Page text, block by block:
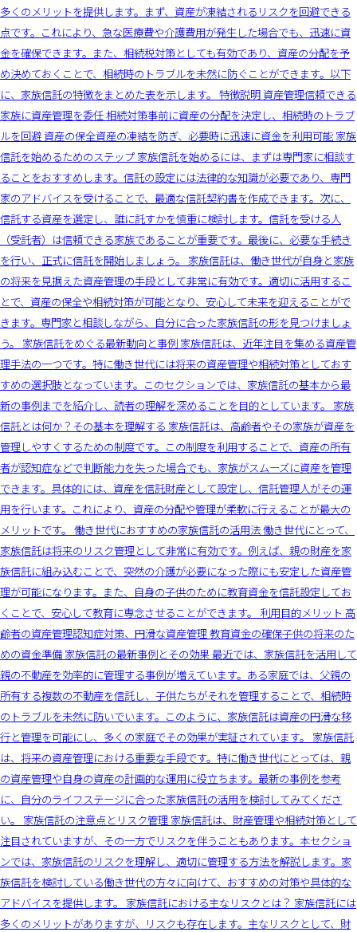
多くのメリットを提供します。まず、資産が凍結されるリスクを回避できる
点です。これにより、急な医療費や介護費用が発生した場合でも、迅速に資
金を確保できます。また、相続税対策としても有効であり、資産の分配を予
め決めておくことで、相続時のトラブルを未然に防ぐことができます。以下
に、家族信託の特徴をまとめた表を示します。 特徴説明 資産管理信頼できる
家族に資産管理を委任 相続対策事前に資産の分配を決定し、相続時のトラブ
ルを回避 資産の保全資産の凍結を防ぎ、必要時に迅速に資金を利用可能 家族
信託を始めるためのステップ 家族信託を始めるには、まずは専門家に相談す
ることをおすすめします。信託の設定には法律的な知識が必要であり、専門
家のアドバイスを受けることで、最適な信託契約書を作成できます。次に、
信託する資産を選定し、誰に託すかを慎重に検討します。信託を受ける人
（受託者）は信頼できる家族であることが重要です。最後に、必要な手続き
を行い、正式に信託を開始しましょう。 家族信託は、働き世代が自身と家族
の将来を見据えた資産管理の手段として非常に有効です。適切に活用するこ
とで、資産の保全や相続対策が可能となり、安心して未来を迎えることがで
きます。専門家と相談しながら、自分に合った家族信託の形を見つけましょ
う。 家族信託をめぐる最新動向と事例 家族信託は、近年注目を集める資産管
理手法の一つです。特に働き世代には将来の資産管理や相続対策としておす
すめの選択肢となっています。このセクションでは、家族信託の基本から最
新の事例までを紹介し、読者の理解を深めることを目的としています。 家族
信託とは何か？その基本を理解する 家族信託は、高齢者やその家族が資産を
管理しやすくするための制度です。この制度を利用することで、資産の所有
者が認知症などで判断能力を失った場合でも、家族がスムーズに資産を管理
できます。具体的には、資産を信託財産として設定し、信託管理人がその運
用を行います。これにより、資産の分配や管理が柔軟に行えることが最大の
メリットです。 働き世代におすすめの家族信託の活用法 働き世代にとって、
家族信託は将来のリスク管理として非常に有効です。例えば、親の財産を家
族信託に組み込むことで、突然の介護が必要になった際にも安定した資産管
理が可能になります。また、自身の子供のために教育資金を信託設定してお
くことで、安心して教育に専念させることができます。 利用目的メリット 高
齢者の資産管理認知症対策、円滑な資産管理 教育資金の確保子供の将来のた
めの資金準備 家族信託の最新事例とその効果 最近では、家族信託を活用して
親の不動産を効率的に管理する事例が増えています。ある家庭では、父親の
所有する複数の不動産を信託し、子供たちがそれを管理することで、相続時
のトラブルを未然に防いでいます。このように、家族信託は資産の円滑な移
行と管理を可能にし、多くの家庭でその効果が実証されています。 家族信託
は、将来の資産管理における重要な手段です。特に働き世代にとっては、親
の資産管理や自身の資産の計画的な運用に役立ちます。最新の事例を参考
に、自分のライフステージに合った家族信託の活用を検討してみてくださ
い。 家族信託の注意点とリスク管理 家族信託は、財産管理や相続対策として
注目されていますが、その一方でリスクを伴うこともあります。本セクショ
ンでは、家族信託のリスクを理解し、適切に管理する方法を解説します。家
族信託を検討している働き世代の方々に向けて、おすすめの対策や具体的な
アドバイスを提供します。 家族信託における主なリスクとは？ 家族信託には
多くのメリットがありますが、リスクも存在します。主なリスクとして、財